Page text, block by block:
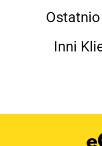
Inni